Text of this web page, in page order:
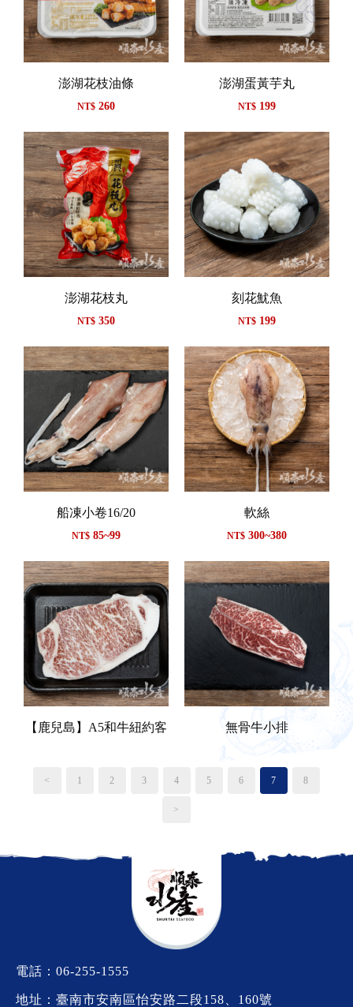
澎湖花枝油條
NT$ 260
澎湖蛋黃芋丸
NT$ 199
澎湖花枝丸
NT$ 350
刻花魷魚
NT$ 199
船凍小卷16/20
NT$ 85~99
軟絲
NT$ 300~380
【鹿兒島】A5和牛紐約客 無骨牛小排
< 1 2 3 4 5 6 7 8
>
電話： 06-255-1555
地址：臺南市安南區怡安路二段158、160號